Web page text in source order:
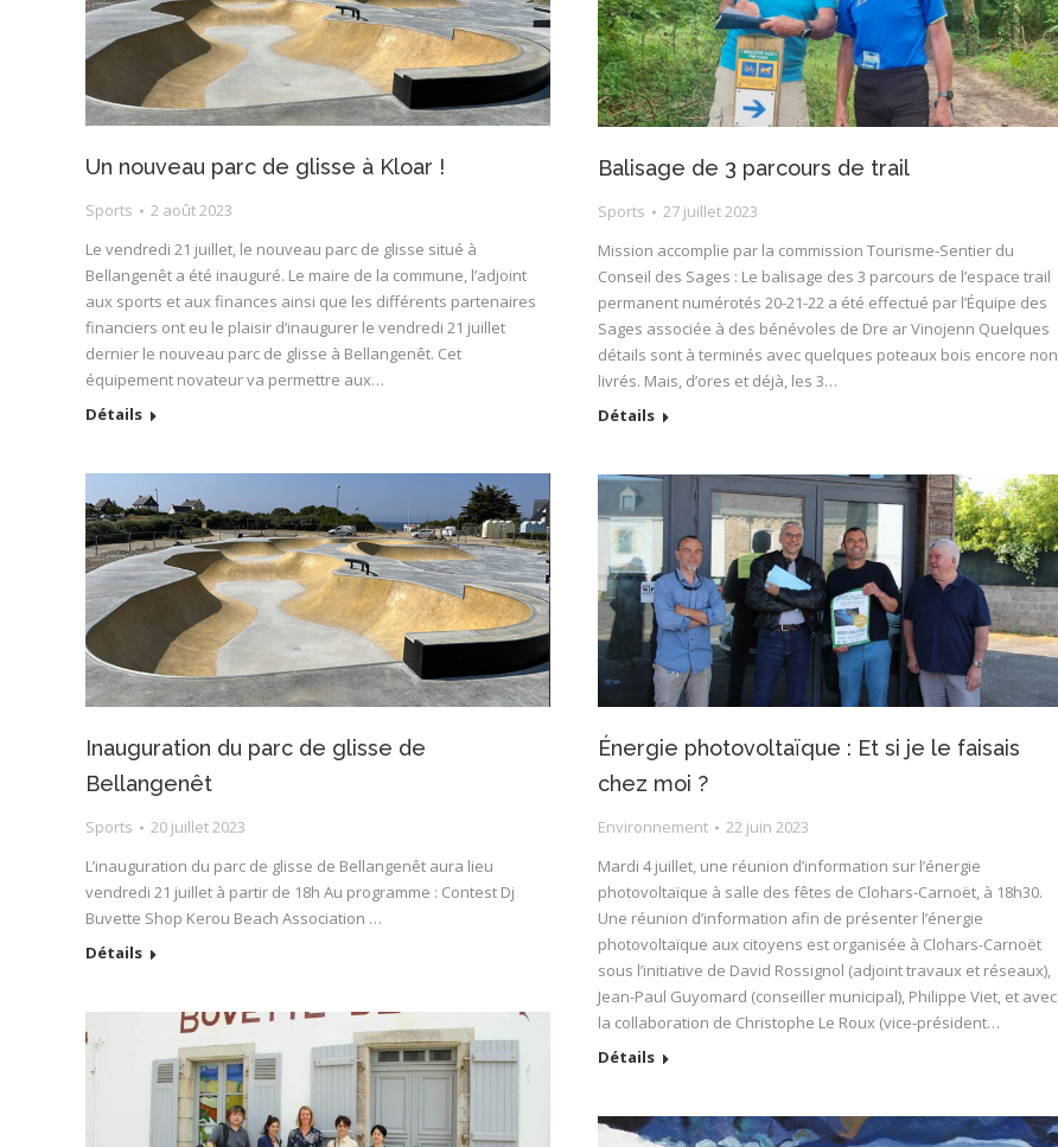
Un nouveau parc de glisse à Kloar !
Sports
2 août 2023
Le vendredi 21 juillet, le nouveau parc de glisse situé à
Bellangenêt a été inauguré. Le maire de la commune, l’adjoint
aux sports et aux finances ainsi que les différents partenaires
financiers ont eu le plaisir d’inaugurer le vendredi 21 juillet
dernier le nouveau parc de glisse à Bellangenêt. Cet
équipement novateur va permettre aux…
Détails
Balisage de 3 parcours de trail
Sports
27 juillet 2023
Mission accomplie par la commission Tourisme-Sentier du
Conseil des Sages : Le balisage des 3 parcours de l’espace trail
permanent numérotés 20-21-22 a été effectué par l’Équipe des
Sages associée à des bénévoles de Dre ar Vinojenn Quelques
détails sont à terminés avec quelques poteaux bois encore non
livrés. Mais, d’ores et déjà, les 3…
Détails
Inauguration du parc de glisse de
Bellangenêt
Sports
20 juillet 2023
L’inauguration du parc de glisse de Bellangenêt aura lieu
vendredi 21 juillet à partir de 18h Au programme : Contest Dj
Buvette Shop Kerou Beach Association …
Détails
Énergie photovoltaïque : Et si je le faisais
chez moi ?
Environnement
22 juin 2023
Mardi 4 juillet, une réunion d’information sur l’énergie
photovoltaïque à salle des fêtes de Clohars-Carnoët, à 18h30.
Une réunion d’information afin de présenter l’énergie
photovoltaïque aux citoyens est organisée à Clohars-Carnoët
sous l’initiative de David Rossignol (adjoint travaux et réseaux),
Jean-Paul Guyomard (conseiller municipal), Philippe Viet, et avec
la collaboration de Christophe Le Roux (vice-président…
Détails